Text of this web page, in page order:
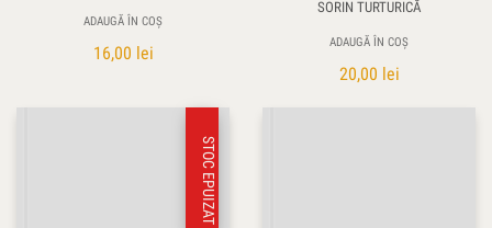
ADAUGĂ ÎN COȘ
16,00 lei
SORIN TURTURICĂ
ADAUGĂ ÎN COȘ
20,00 lei
STOC EPUIZAT